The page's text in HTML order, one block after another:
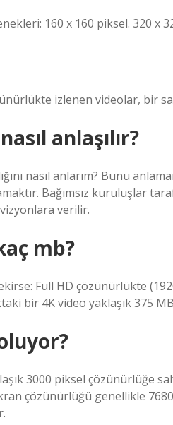
160 x 160 piksel. 320 x
izlenen videolar, bir
anlaşılır?
nasıl anlarım? Bunu
Bağımsız kuruluşlar
verilir.
mb?
Full HD çözünürlükte
bir 4K video yaklaşık 375
3000 piksel çözünürlüğe
çözünürlüğü genellikle